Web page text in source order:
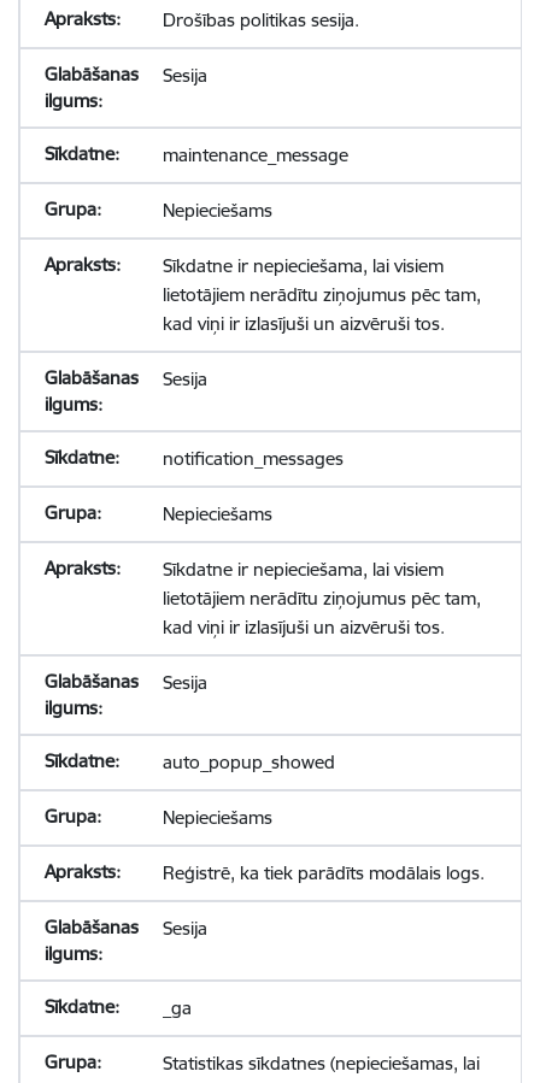
Drošības politikas sesija.
Sesija
maintenance_message
Nepieciešams
Sīkdatne ir nepieciešama, lai visiem
lietotājiem nerādītu ziņojumus pēc tam,
kad viņi ir izlasījuši un aizvēruši tos.
Sesija
notification_messages
Nepieciešams
Sīkdatne ir nepieciešama, lai visiem
lietotājiem nerādītu ziņojumus pēc tam,
kad viņi ir izlasījuši un aizvēruši tos.
Sesija
auto_popup_showed
Nepieciešams
Reģistrē, ka tiek parādīts modālais logs.
Sesija
_ga
Statistikas sīkdatnes (nepieciešamas, lai